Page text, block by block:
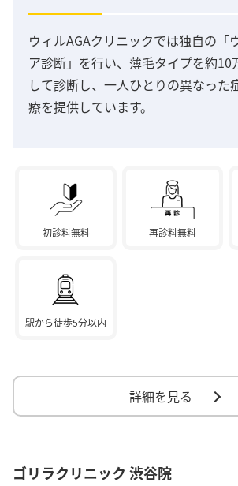
ウィルAGAクリニックでは独自の「
ア診断」を行い、薄毛タイプを約10
して診断し、一人ひとりの異なった
療を提供しています。
初診料無料 再診料無料
駅から徒歩5分以内
詳細を見る
ゴリラクリニック 渋谷院